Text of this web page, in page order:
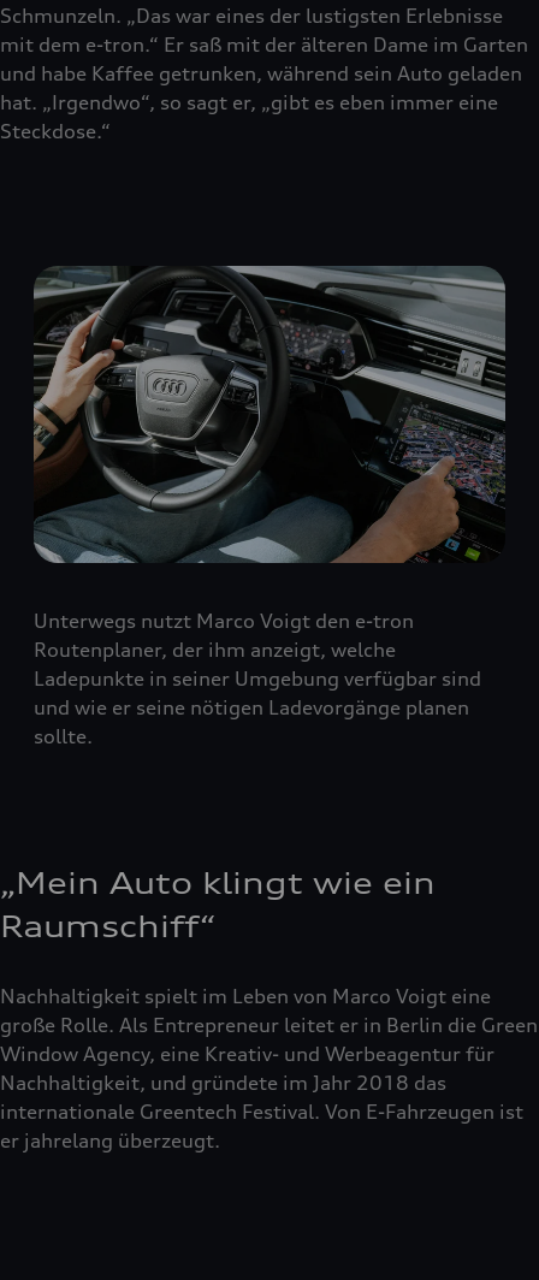
Schmunzeln. „Das war eines der lustigsten Erlebnisse
mit dem e-tron.“ Er saß mit der älteren Dame im Garten
und habe Kaffee getrunken, während sein Auto geladen
hat. „Irgendwo“, so sagt er, „gibt es eben immer eine
Steckdose.“
Unterwegs nutzt Marco Voigt den e-tron
Routenplaner, der ihm anzeigt, welche
Ladepunkte in seiner Umgebung verfügbar sind
und wie er seine nötigen Ladevorgänge planen
sollte.
„Mein Auto klingt wie ein
Raumschiff“
Nachhaltigkeit spielt im Leben von Marco Voigt eine
große Rolle. Als Entrepreneur leitet er in Berlin die Green
Window Agency, eine Kreativ- und Werbeagentur für
Nachhaltigkeit, und gründete im Jahr 2018 das
internationale Greentech Festival. Von E-Fahrzeugen ist
er jahrelang überzeugt.